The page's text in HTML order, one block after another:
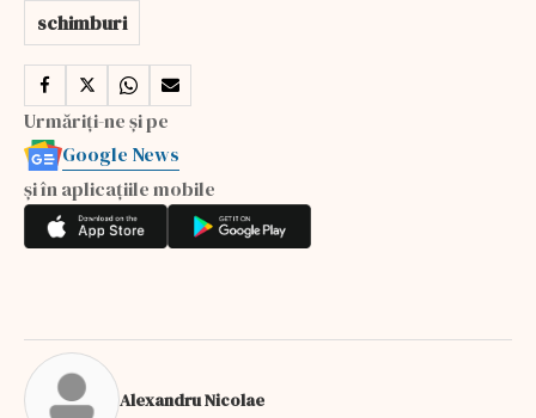
schimburi
Urmăriți-ne și pe
Google News
și în aplicațiile mobile
Alexandru Nicolae